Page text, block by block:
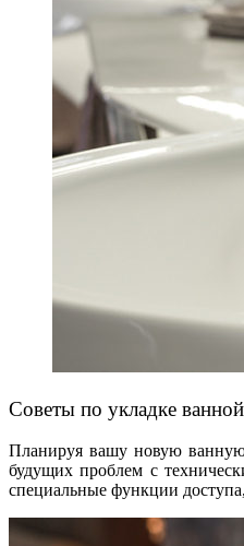
Советы по укладке
Планируя вашу новую
будущих проблем с
специальные функции